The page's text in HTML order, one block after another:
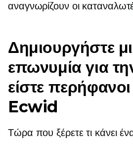
αναγνωρίζουν οι
Δημιουργήστε
επωνυμία για
είστε
Ecwid
Τώρα που ξέρετε τι κάνει